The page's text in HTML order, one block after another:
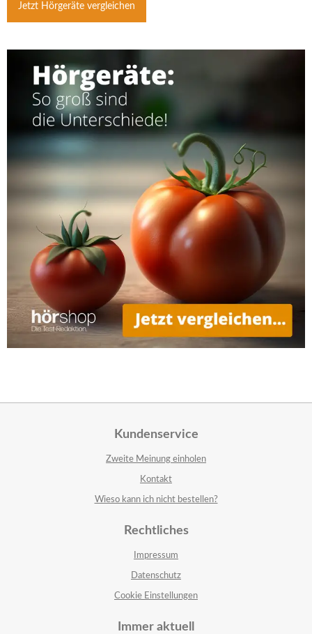
Jetzt Hörgeräte vergleichen
Kundenservice
Zweite Meinung einholen
Kontakt
Wieso kann ich nicht bestellen?
Rechtliches
Impressum
Datenschutz
Cookie Einstellungen
Immer aktuell